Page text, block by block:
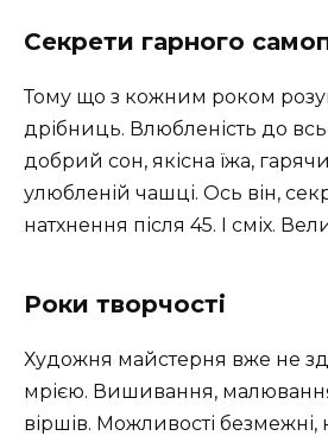
Секрети гарного
Тому що з кожним роком
дрібниць. Влюбленість до
добрий сон, якісна їжа,
улюбленій чашці. Ось він,
натхнення після 45. І сміх.
Роки творчості
Художня майстерня вже не
мрією. Вишивання,
віршів. Можливості безмежні,